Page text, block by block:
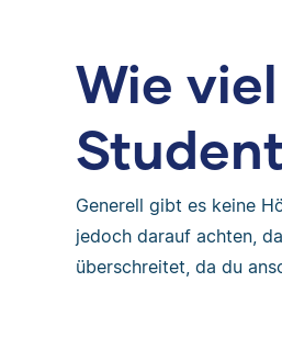
Wie
Generell gibt es keine
jedoch darauf achten,
überschreitet, da du